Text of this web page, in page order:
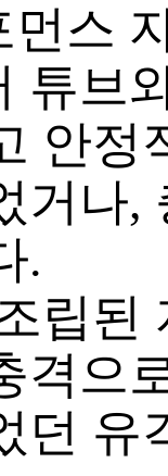
먼스
튜브
안정
거나,
.
립된
격으
던 유